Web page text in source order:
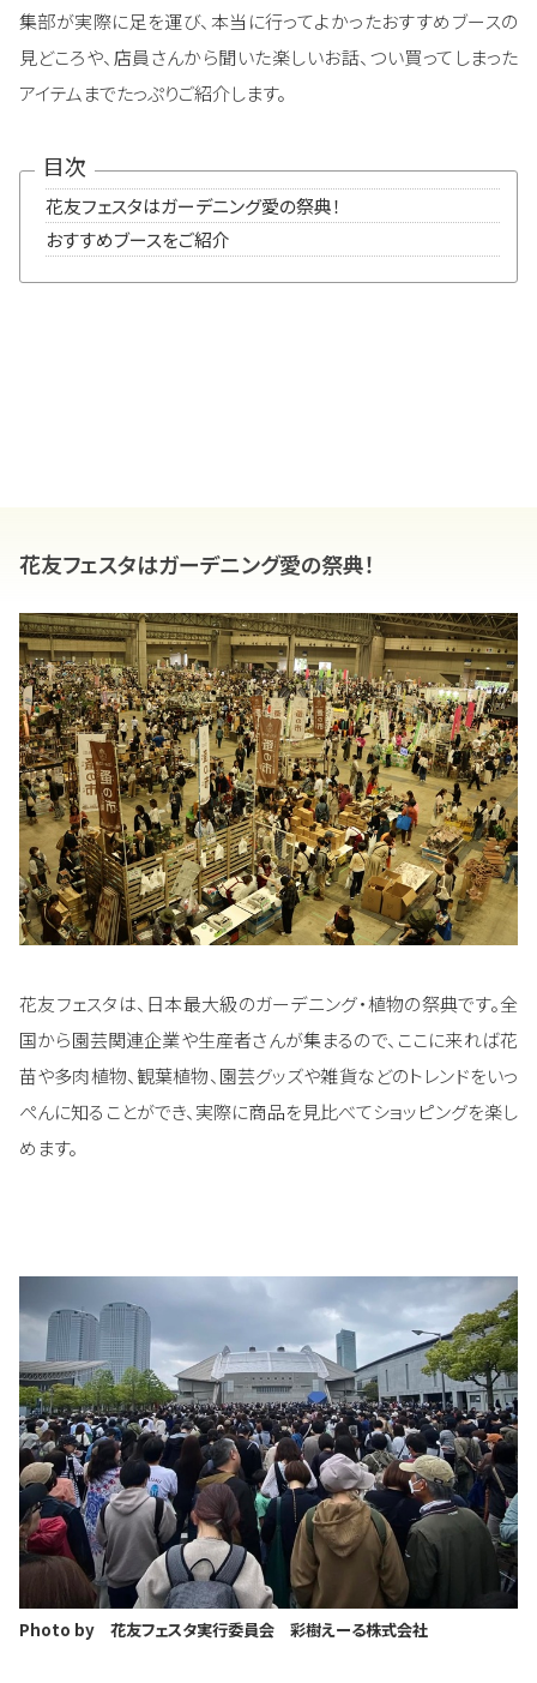
集部が実際に足を運び、本当に行ってよかったおすすめブースの
見どころや、店員さんから聞いた楽しいお話、つい買ってしまった
アイテムまでたっぷりご紹介します。
目次
花友フェスタはガーデニング愛の祭典！
おすすめブースをご紹介
花友フェスタはガーデニング愛の祭典！
花友フェスタは、日本最大級のガーデニング・植物の祭典です。全
国から園芸関連企業や生産者さんが集まるので、ここに来れば花
苗や多肉植物、観葉植物、園芸グッズや雑貨などのトレンドをいっ
ぺんに知ることができ、実際に商品を見比べてショッピングを楽し
めます。
Photo by 花友フェスタ実行委員会 彩樹えーる株式会社